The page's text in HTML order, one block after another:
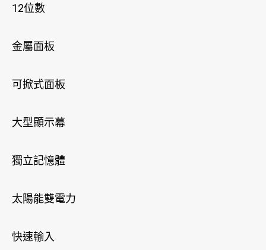
12位數
金屬面板
可掀式面板
大型顯示幕
獨立記憶體
太陽能雙電力
快速輸入